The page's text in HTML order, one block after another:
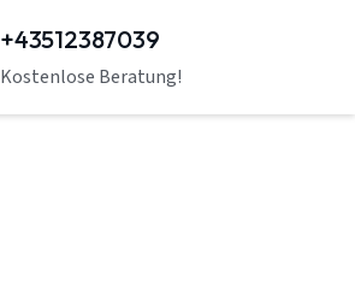
+43512387039
Kostenlose Beratung!